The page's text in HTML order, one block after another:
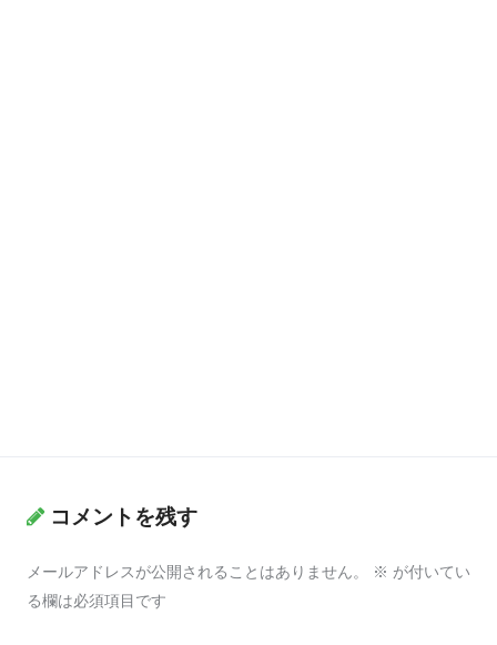
コメントを残す
メールアドレスが公開されることはありません。 ※ が付いてい
る欄は必須項目です